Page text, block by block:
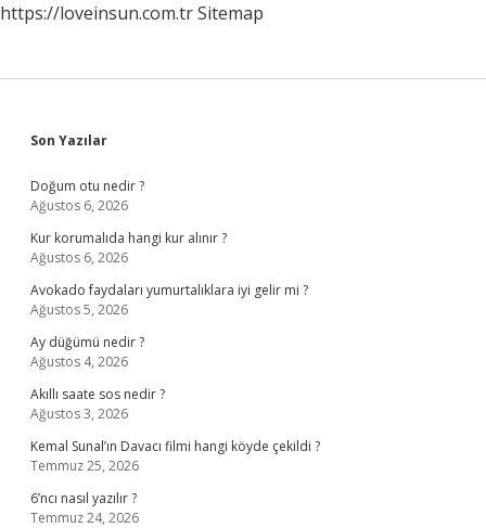
https://loveinsun.com.trSitemap
Sidebar
Son Yazılar
Doğum otu nedir ?
Ağustos 6, 2026
Kur korumalıda hangi kur alınır ?
Ağustos 6, 2026
Avokado faydaları yumurtalıklara iyi gelir mi ?
Ağustos 5, 2026
Ay düğümü nedir ?
Ağustos 4, 2026
Akıllı saate sos nedir ?
Ağustos 3, 2026
Kemal Sunal’ın Davacı filmi hangi köyde çekildi ?
Temmuz 25, 2026
6’ncı nasıl yazılır ?
Temmuz 24, 2026